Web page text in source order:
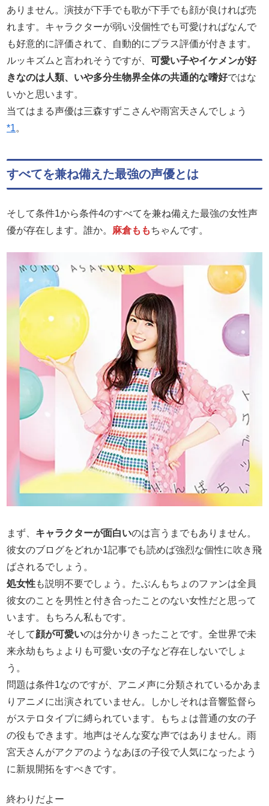
ありません。演技が下手でも歌が下手でも顔が良ければ売
れます。キャラクターが弱い没個性でも可愛ければなんで
も好意的に評価されて、自動的にプラス評価が付きます。
ルッキズムと言われそうですが、 可愛い子やイケメンが好
きなのは人類、いや多分生物界全体の共通的な嗜好ではな
いかと思います。
当てはまる声優は三森すずこさんや雨宮天さんでしょう
*1。
すべてを兼ね備えた最強の声優とは
そして条件1から条件4のすべてを兼ね備えた最強の女性声
優が存在します。誰か。 麻倉ももちゃんです。
まず、 キャラクターが面白いのは言うまでもありません。
彼女のブログをどれか1記事でも読めば強烈な個性に吹き飛
ばされるでしょう。
処女性も説明不要でしょう。たぶんもちょのファンは全員
彼女のことを男性と付き合ったことのない女性だと思って
います。もちろん私もです。
そして顔が可愛いのは分かりきったことです。全世界で未
来永劫もちょよりも可愛い女の子など存在しないでしょ
う。
問題は条件1なのですが、アニメ声に分類されているかあま
りアニメに出演されていません。しかしそれは音響監督ら
がステロタイプに縛られています。もちょは普通の女の子
の役もできます。地声はそんな変な声ではありません。雨
宮天さんがアクアのようなあほの子役で人気になったよう
に新規開拓をすべきです。
終わりだよー